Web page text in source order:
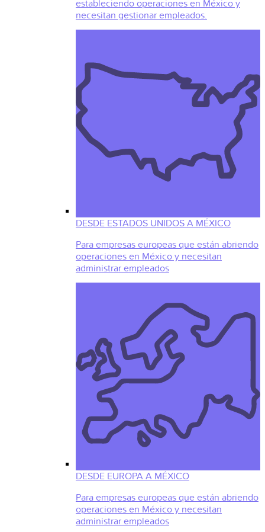
estableciendo operaciones en México y
necesitan gestionar empleados.
DESDE ESTADOS UNIDOS A MÉXICO
Para empresas europeas que están abriendo
operaciones en México y necesitan
administrar empleados
DESDE EUROPA A MÉXICO
Para empresas europeas que están abriendo
operaciones en México y necesitan
administrar empleados